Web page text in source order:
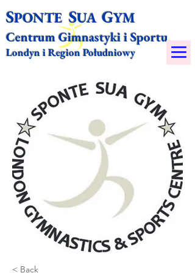
SPONTESUAGYM​
Centrum Gimnastyki i Sportu
Londyn i Region Południowy
< Back